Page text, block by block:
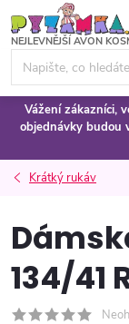
na
obsah
Vážení zákazníci,
objednávky budou
Krátký rukáv
134/41